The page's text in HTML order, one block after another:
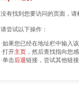
没有找到您要访问的页面，
请尝试以下操作：
·如果您已经在地址栏中输入
·打开主页 ，然后查找指向您
·单击后退链接，尝试其他链